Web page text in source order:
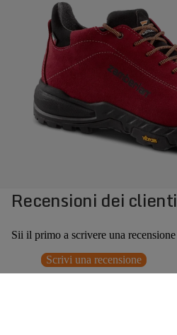
Recensioni dei clienti
Sii il primo a scrivere una recensione
Scrivi una recensione